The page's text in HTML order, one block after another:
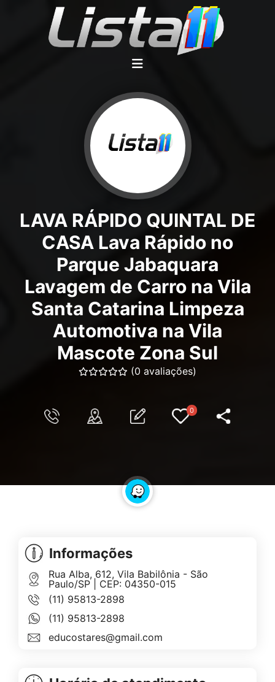
LAVA RÁPIDO QUINTAL DE
CASA Lava Rápido no
Parque Jabaquara
Lavagem de Carro na Vila
Santa Catarina Limpeza
Automotiva na Vila
Mascote Zona Sul
(0 avaliações)
0
Informações
Rua Alba, 612, Vila Babilônia - São
Paulo/SP | CEP: 04350-015
(11) 95813-2898
(11) 95813-2898
educostares@gmail.com